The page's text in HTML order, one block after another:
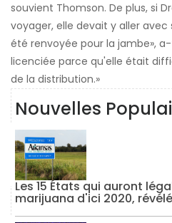
souvient Thomson. De plus, si
voyager, elle devait y aller avec
été renvoyée pour la jambe»,
licenciée parce qu'elle était
de la distribution.»
Nouvelles
Les 15 États qui auront
marijuana d'ici 2020,